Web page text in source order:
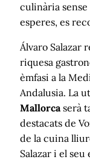
culinària
esperes, es
Álvaro Salazar
riquesa
èmfasi a la
Andalusia. La
Mallorcaserà
destacats de
de la cuina
Salazar i el seu